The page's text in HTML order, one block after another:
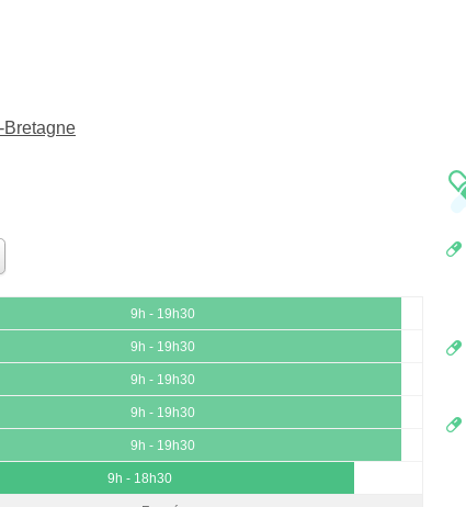
Bretagne
9h - 19h30
9h - 19h30
9h - 19h30
9h - 19h30
9h - 19h30
9h - 18h30